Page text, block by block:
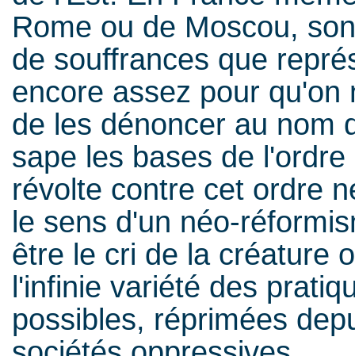
Rome ou de Moscou,
de souffrances que
encore assez pour
de les dénoncer au nom
sape les bases de
révolte contre cet ordre
le sens d'un néo-
être le cri de la créature
l'infinie variété des
possibles, réprimées